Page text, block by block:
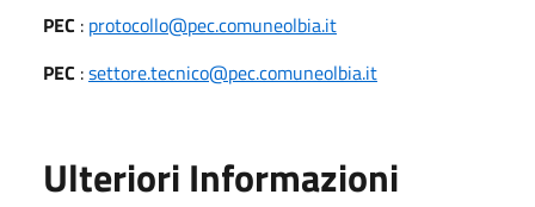
PEC : protocollo@pec.comuneolbia.it
PEC :settore.tecnico@pec.comuneolbia.it
Ulteriori Informazioni